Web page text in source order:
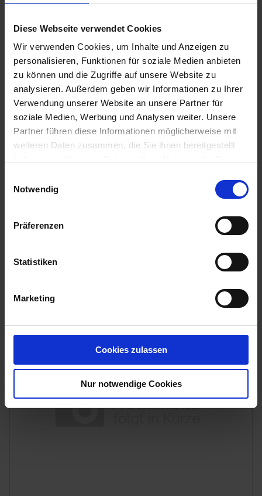
Diese Webseite verwendet Cookies
Wir verwenden Cookies, um Inhalte und Anzeigen zu
personalisieren, Funktionen für soziale Medien anbieten
zu können und die Zugriffe auf unsere Website zu
analysieren. Außerdem geben wir Informationen zu Ihrer
Verwendung unserer Website an unsere Partner für
soziale Medien, Werbung und Analysen weiter. Unsere
Partner führen diese Informationen möglicherweise mit
weiteren Daten zusammen, die Sie ihnen bereitgestellt
Notwendig
Präferenzen
Statistiken
Marketing
Cookies zulassen
Nur notwendige Cookies